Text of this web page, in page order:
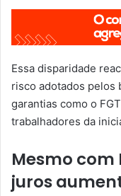
Essa disparidade
risco adotados pelos
garantias como o
trabalhadores da
Mesmo com
juros